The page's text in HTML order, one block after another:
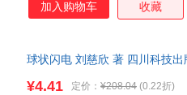
加入购物车 收藏
球状闪电 刘慈欣 著 四川科技
¥4.41 定价： ¥208.04 (0.22折)